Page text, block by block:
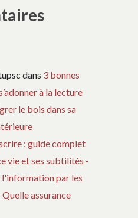
dans 3 bonnes
à la lecture
le bois dans sa
: guide complet
vie et ses subtilités -
l'information par les
Quelle assurance